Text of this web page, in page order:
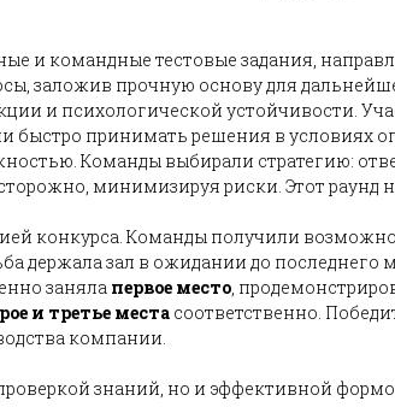
и командные тестовые задания,
заложив прочную основу для
и психологической устойчивости.
быстро принимать решения в условиях
Команды выбирали стратегию:
минимизируя риски. Этот раунд
конкурса. Команды получили
держала зал в ожидании до последнего
заняла первое место,
и третье места соответственно.
компании.
знаний, но и эффективной